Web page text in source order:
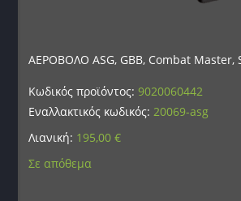
ΑΕΡΟΒΟΛΟ ASG, GBB, Combat Master,
Κωδικός προϊόντος:9020060442
Εναλλακτικός κωδικός: 20069-asg
Λιανική: 195,00€
Σε απόθεμα